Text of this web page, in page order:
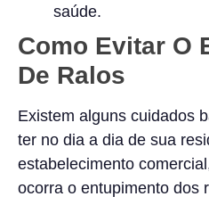
saúde.
Como Evitar O
De Ralos
Existem alguns cuidados
ter no dia a dia de sua
estabelecimento
ocorra o entupimento dos